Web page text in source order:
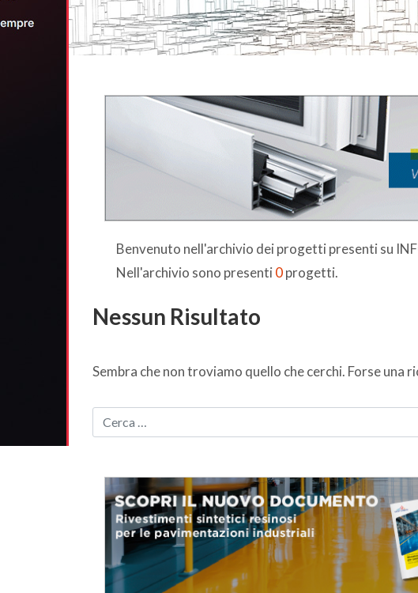
Benvenuto nell'archivio dei progetti presenti su
Nell'archivio sono presenti 0progetti.
Nessun Risultato
Sembra che non troviamo quello che cerchi. Forse una